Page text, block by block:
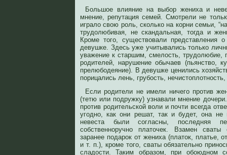
Большое влияние на выбор жениха и
мнение, репутация семей. Смотрели не
играло свою роль, сколько на корни семьи,
трудолюбивая, не скандальная, тогда и
Кроме того, существовали представления
девушке. Здесь уже учитывались только
уважение к старшим, смелость, трудолюбие,
родителей, нарушение обычаев (пьянство,
прелюбодеяние). В девушке ценились
порицались лень, грубость,
Если родители не имели ничего против
(тетю или подружку) узнавали мнение
против родительской воли и почти всегда
угодно, как они решат, так и будет, она
невеста были согласны, последняя
собственноручно платочек. Взамен сваты
заранее подарок от жениха (платок, платье,
и т. п.), кроме того, сваты обязательно
сладости. Таким образом, при обоюдном